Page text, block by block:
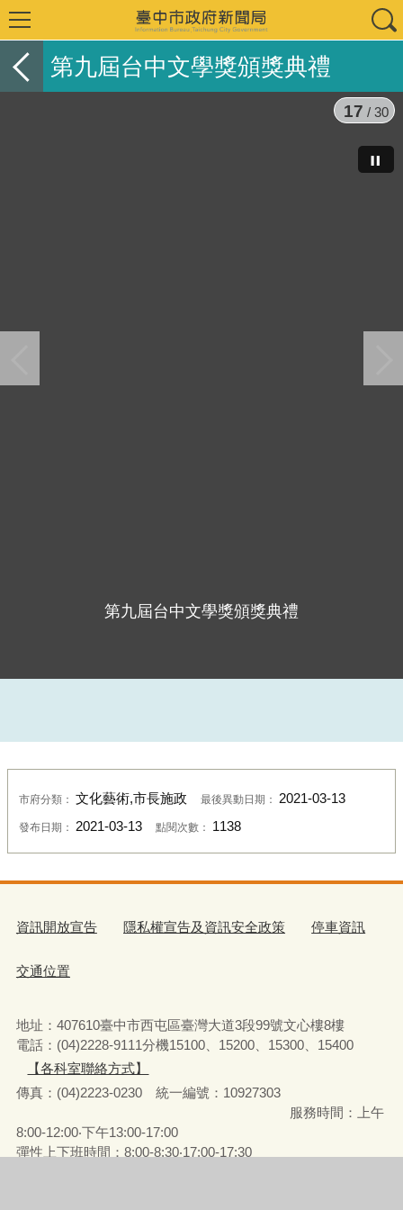
第九屆台中文學獎頒獎典禮
第九屆台中文學獎頒獎典禮
17 / 30
市府分類： 文化藝術,市長施政 最後異動日期： 2021-03-13
發布日期： 2021-03-13 點閱次數： 1138
資訊開放宣告 隱私權宣告及資訊安全政策 停車資訊
交通位置
地址：407610臺中市西屯區臺灣大道3段99號文心樓8樓
電話：(04)2228-9111分機15100、15200、15300、15400
【各科室聯絡方式】
傳真：(04)2223-0230 統一編號 ： 10927303
服務時間：上午
8:00-12:00‧下午13:00-17:00
彈性上下班時間：8:00-8:30‧17:00-17:30